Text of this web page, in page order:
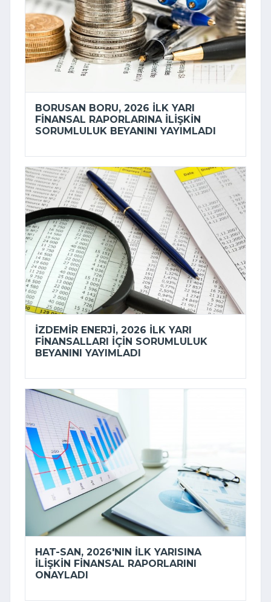
BORUSAN BORU, 2026 ILK YARI
FINANSAL RAPORLARINA ILIŞKIN
SORUMLULUK BEYANINI YAYIMLADI
İZDEMİR ENERJI, 2026 ILK YARI
FINANSALLARI IÇIN SORUMLULUK
BEYANINI YAYIMLADI
HAT-SAN, 2026'NIN ILK YARISINA
ILIŞKIN FINANSAL RAPORLARINI
ONAYLADI